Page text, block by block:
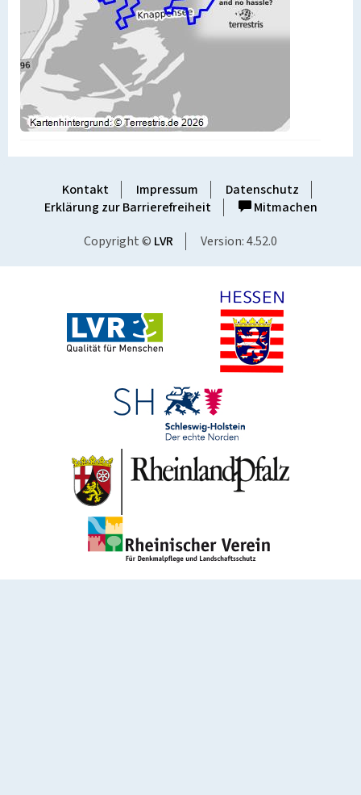
Kontakt Impressum
Datenschutz
Erklärung zur Barrierefreiheit
Mitmachen
Copyright © LVR Version: 4.52.0